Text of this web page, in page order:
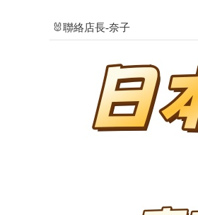
🐰聯絡店長-奈子